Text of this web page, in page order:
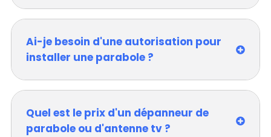
Ai-je besoin d'une autorisation pour
installer une parabole ?
Quel est le prix d'un dépanneur de
parabole ou d'antenne tv ?